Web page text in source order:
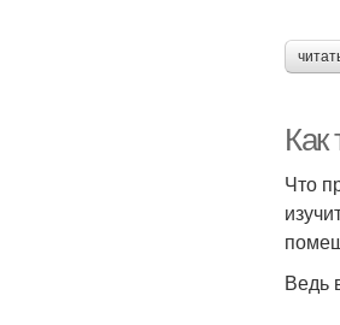
Как
Что
Ведь